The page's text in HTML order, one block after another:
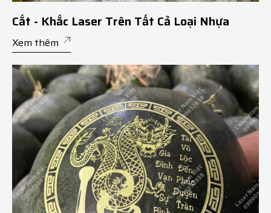
Cắt - Khắc Laser Trên Tất Cả Loại Nhựa
Xem thêm